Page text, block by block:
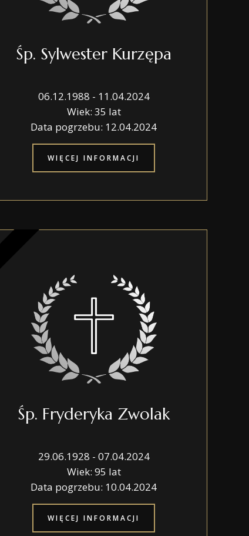
Śp. Sylwester Kurzępa
06.12.1988 - 11.04.2024
Wiek: 35 lat
Data pogrzebu: 12.04.2024
WIĘCEJ INFORMACJI
Śp. Fryderyka Zwolak
29.06.1928 - 07.04.2024
Wiek: 95 lat
Data pogrzebu: 10.04.2024
WIĘCEJ INFORMACJI